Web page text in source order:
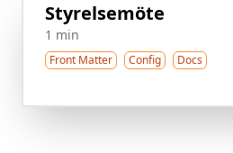
Styrelsemöte
1 min
Front Matter Config Docs